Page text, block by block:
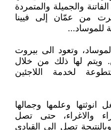
والجميلة والمتمردة
من عمّان إلى فيينا
للموساد...
وتعود الى بيروت
ويتم لها ذلك من خلال
لخدمة اللاجئين
وعلمها وجمالها
والاغراء، حتى تصل
تصل الى القيادي